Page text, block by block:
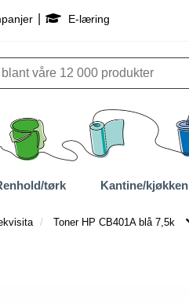
E-læring
tørk Kantine/kjøkken
Toner HP CB401A blå 7,5k